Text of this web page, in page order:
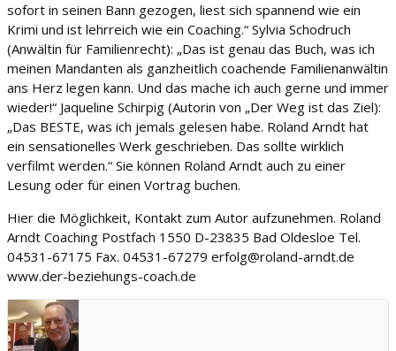
sofort in seinen Bann gezogen, liest sich spannend wie ein
Krimi und ist lehrreich wie ein Coaching.“ Sylvia Schodruch
(Anwältin für Familienrecht): „Das ist genau das Buch, was ich
meinen Mandanten als ganzheitlich coachende Familienanwältin
ans Herz legen kann. Und das mache ich auch gerne und immer
wieder!“ Jaqueline Schirpig (Autorin von „Der Weg ist das Ziel):
„Das BESTE, was ich jemals gelesen habe. Roland Arndt hat
ein sensationelles Werk geschrieben. Das sollte wirklich
verfilmt werden.“ Sie können Roland Arndt auch zu einer
Lesung oder für einen Vortrag buchen.
Hier die Möglichkeit, Kontakt zum Autor aufzunehmen. Roland
Arndt Coaching Postfach 1550 D-23835 Bad Oldesloe Tel.
04531-67175 Fax. 04531-67279 erfolg@roland-arndt.de
www.der-beziehungs-coach.de